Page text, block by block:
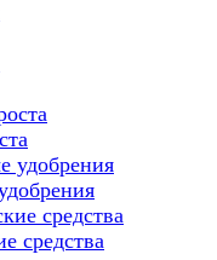
средства